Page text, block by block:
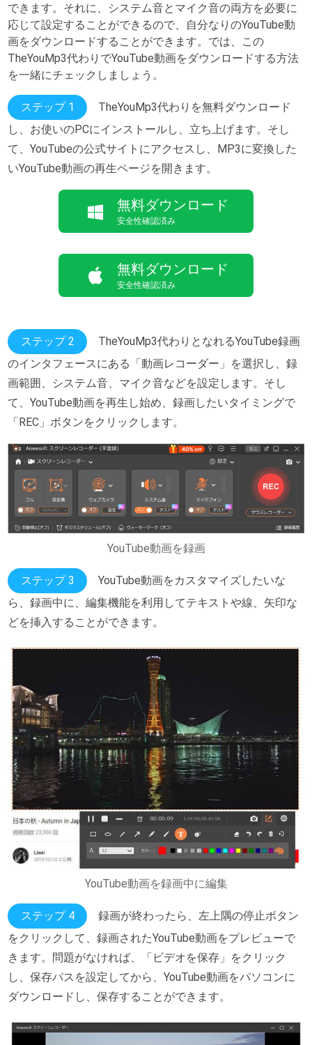
できます。それに、システム音とマイク音の両方を必要に
応じて設定することができるので、自分なりのYouTube動
画をダウンロードすることができます。では、この
TheYouMp3代わりでYouTube動画をダウンロードする方法
を一緒にチェックしましょう。
ステップ 1
TheYouMp3代わりを無料ダウンロード
し、お使いのPCにインストールし、立ち上げます。そし
て、YouTubeの公式サイトにアクセスし、MP3に変換した
いYouTube動画の再生ページを開きます。
無料ダウンロード
安全性確認済み
無料ダウンロード
安全性確認済み
ステップ 2
TheYouMp3代わりとなれるYouTube録画
のインタフェースにある「動画レコーダー」を選択し、録
画範囲、システム音、マイク音などを設定します。そし
て、YouTube動画を再生し始め、録画したいタイミングで
「REC」ボタンをクリックします。
YouTube動画を録画
ステップ 3
YouTube動画をカスタマイズしたいな
ら、録画中に、編集機能を利用してテキストや線、矢印な
どを挿入することができます。
YouTube動画を録画中に編集
ステップ 4
録画が終わったら、左上隅の停止ボタン
をクリックして、録画されたYouTube動画をプレビューで
きます。問題がなければ、「ビデオを保存」をクリック
し、保存パスを設定してから、YouTube動画をパソコンに
ダウンロードし、保存することができます。